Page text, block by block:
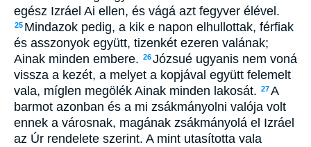
egész Izráel Ai ellen, és vágá azt fegyver élével.
25 Mindazok pedig, a kik e napon elhullottak, férfiak
és asszonyok együtt, tizenkét ezeren valának;
Ainak minden embere. 26Józsué ugyanis nem voná
vissza a kezét, a melyet a kopjával együtt felemelt
vala, míglen megölék Ainak minden lakosát. 27A
barmot azonban és a mi zsákmányolni valója volt
ennek a városnak, magának zsákmányolá el Izráel
az Úr rendelete szerint. A mint utasította vala